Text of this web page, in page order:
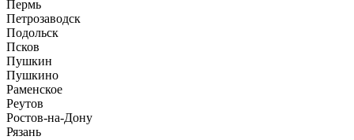
Пермь
Петрозаводск
Подольск
Псков
Пушкин
Пушкино
Раменское
Реутов
Ростов-на-Дону
Рязань